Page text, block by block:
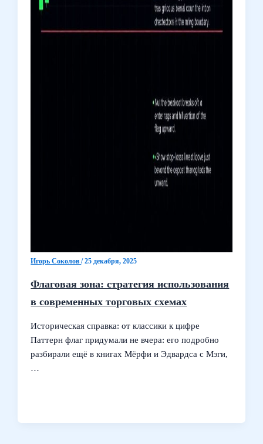
Игорь Соколов/25 декабря, 2025
Флаговая зона: стратегия использования
в современных торговых схемах
Историческая справка: от классики к цифре
Паттерн флаг придумали не вчера: его подробно
разбирали ещё в книгах Мёрфи и Эдвардса с Мэги,
…